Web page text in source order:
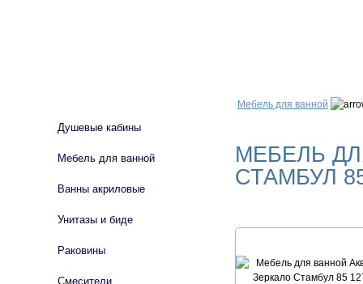
Мебель для ванной
МЕБЕЛЬ
СТАМБУЛ
Душевые кабины
Мебель для ванной
Ванны акриловые
Унитазы и биде
Раковины
Смесители